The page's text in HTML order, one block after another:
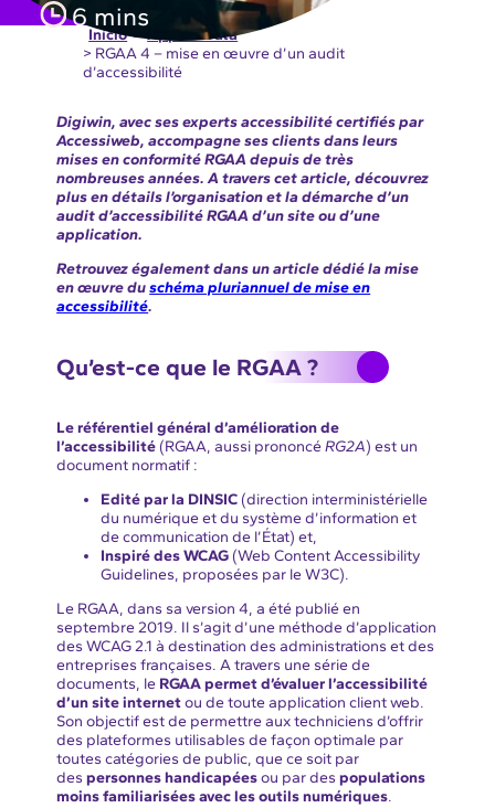
6 mins
Início > Apps & Data
> RGAA 4 – mise en œuvre d’un audit
d’accessibilité
Digiwin, avec ses experts accessibilité certifiés par
Accessiweb, accompagne ses clients dans leurs
mises en conformité RGAA depuis de très
nombreuses années. A travers cet article, découvrez
plus en détails l’organisation et la démarche d’un
audit d’accessibilité RGAA d’un site ou d’une
application.
Retrouvez également dans un article dédié la mise
en œuvre duschéma pluriannuel de mise en
accessibilité.
Qu’est-ce que le RGAA ?
Le référentiel général d’amélioration de
l’accessibilité (RGAA, aussi prononcéRG2A) est un
document normatif :
Edité par la DINSIC (direction interministérielle
du numérique et du système d’information et
de communication de l’État) et,
Inspiré des WCAG (Web Content Accessibility
Guidelines, proposées par le W3C).
Le RGAA, dans sa version 4, a été publié en
septembre 2019. Il s’agit d’une méthode d’application
des WCAG 2.1 à destination des administrations et des
entreprises françaises. A travers une série de
documents, le RGAA permet d’évaluer l’accessibilité
d’un site internetou de toute application client web.
Son objectif est de permettre aux techniciens d’offrir
des plateformes utilisables de façon optimale par
toutes catégories de public, que ce soit par
despersonnes handicapéesou par despopulations
moins familiarisées avec les outils numériques.